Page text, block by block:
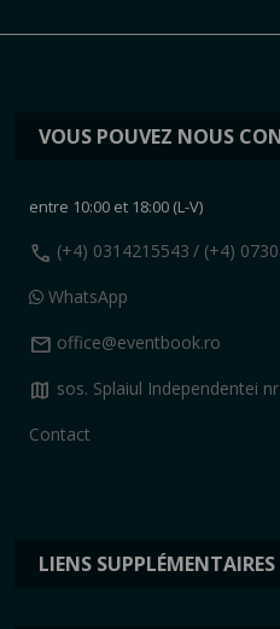
LIENS SUPPLÉMENTAIRES
VOUS POUVEZ NOUS
entre 10:00 et 18:00 (L-V)
call (+4) 0314215543 / (+4)
WhatsApp
mail office@eventbook.ro
map sos. Splaiul Independentei
Contact